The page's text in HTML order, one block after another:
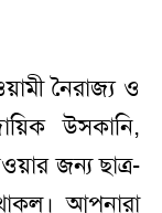
নৈরাজ্য ও
উসকানি,
জন্য ছাত্র-
আপনারা